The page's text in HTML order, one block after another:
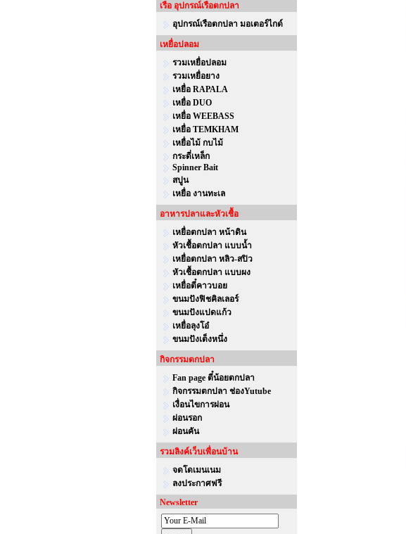
เรือ อุปกรณ์เรือตกปลา
อุปกรณ์เรือตกปลา มอเตอร์ไกด์
เหยื่อปลอม
รวมเหยื่อปลอม
รวมเหยื่อยาง
เหยื่อ RAPALA
เหยื่อ DUO
เหยื่อ WEEBASS
เหยื่อ TEMKHAM
เหยื่อไม้ กบไม้
กระดี่เหล็ก
Spinner Bait
สปูน
เหยื่อ งานทะเล
อาหารปลาและหัวเชื้อ
เหยื่อตกปลา หน้าดิน
หัวเชื้อตกปลา แบบน้ำ
เหยื่อตกปลา หลิว-สปิว
หัวเชื้อตกปลา แบบผง
เหยื่อตี๋คาวบอย
ขนมปังฟิชคิลเลอร์
ขนมปังแปดแก้ว
เหยื่อลุงโอ๋
ขนมปังเต็งหนึ่ง
กิจกรรมตกปลา
Fan page ตี๋น้อยตกปลา
กิจกรรมตกปลา ช่องYutube
เงื่อนไขการผ่อน
ผ่อนรอก
ผ่อนคัน
รวมลิงค์เว็บเพื่อนบ้าน
จดโดเมนเนม
ลงประกาศฟรี
Newsletter